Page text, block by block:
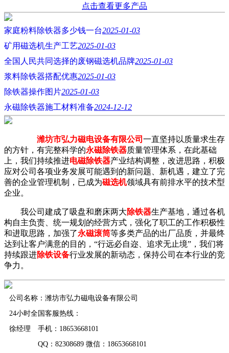
点击查看更多产品
家庭粉料除铁器多少钱一台2025-01-03
矿用磁选机生产工艺2025-01-03
全国人民共同选择的废钢磁选机品牌2025-01-03
浆料除铁器搭配优惠2025-01-03
除铁器操作图片2025-01-03
永磁除铁器施工材料准备2024-12-12
潍坊市弘力磁电设备有限公司 一直坚持以质量求生存
的方针，有完整科学的永磁除铁器质量管理体系，在此基础
上，我们持续推进电磁除铁器产业结构调整，改进思路，积极
应对公司各项业务发展可能遇到的新问题、新机遇，建立了完
善的企业管理机制，已成为磁选机领域具有前排水平的技术型
企业。
我公司建成了吸盘和磨床两大除铁器生产基地，通过各机
构自主负责、统一规划的经营方式，强化了职工的工作积极性
和进取思路，加强了永磁滚筒等多类产品的出厂品质，并最终
达到让客户满意的目的，“行远必自迩、追求无止境”，我们将
持续跟进除铁设备行业发展的新动态，保持公司在本行业的竞
争力。
公司名称：潍坊市弘力磁电设备有限公司
24小时全国客服热线：
徐经理 手机：18653668101
QQ：82308689 微信：18653668101